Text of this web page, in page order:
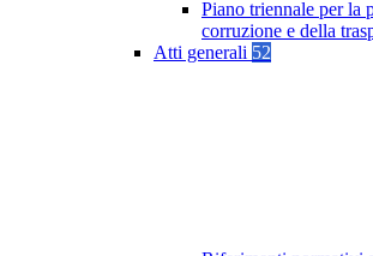
Piano triennale per la
corruzione e della
Atti generali 52